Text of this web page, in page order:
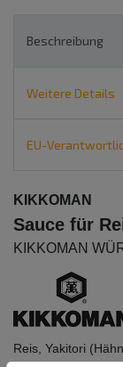
Beschreibung
Weitere Details
EU-
KIKKOMAN
Sauce für
KIKKOMAN
Reis, Yakitori